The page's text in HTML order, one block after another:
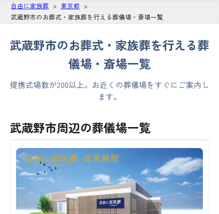
自由に家族葬
東京都
武蔵野市のお葬式・家族葬を行える葬儀場・斎場一覧
武蔵野市のお葬式・家族葬を行える葬
儀場・斎場一覧
提携式場数が200以上。お近くの葬儀場をすぐにご案内し
ます。
武蔵野市周辺の葬儀場一覧